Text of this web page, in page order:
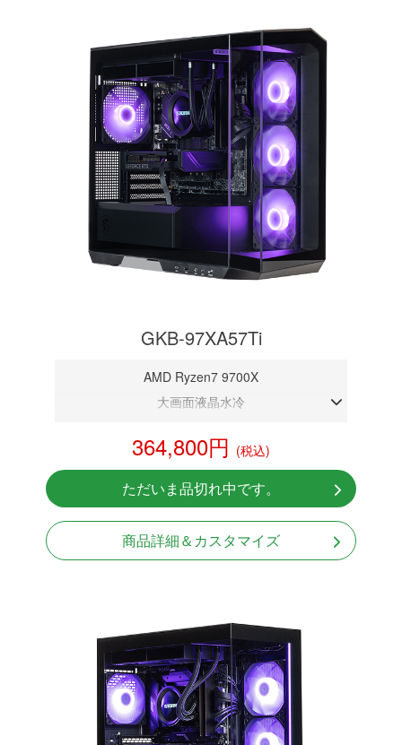
GKB-97XA57Ti
AMD Ryzen7 9700X
大画面液晶水冷
RTX 5070Ti 16GB
NVMeSSD 1TB
Windows11 Home 64bit
364,800円 (税込)
ただいま品切れ中です。
商品詳細＆カスタマイズ